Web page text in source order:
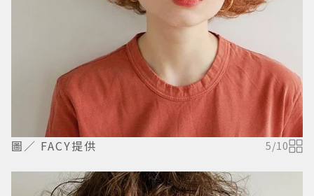
圖／ FACY提供 5/10